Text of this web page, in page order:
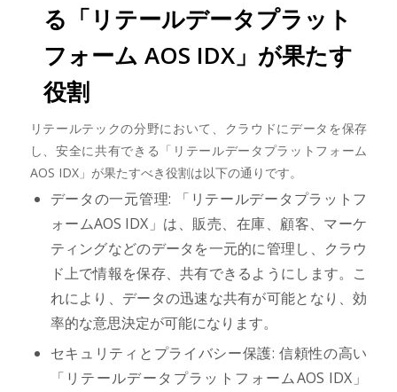
る「リテールデータプラット
フォーム AOS IDX」が果たす
役割
リテールテックの分野において、クラウドにデータを保存
し、安全に共有できる「リテールデータプラットフォーム
AOS IDX」が果たすべき役割は以下の通りです。
データの一元管理: 「リテールデータプラットフ
ォームAOS IDX」は、販売、在庫、顧客、マーケ
ティングなどのデータを一元的に管理し、クラウ
ド上で情報を保存、共有できるようにします。こ
れにより、データの迅速な共有が可能となり、効
率的な意思決定が可能になります。
セキュリティとプライバシー保護: 信頼性の高い
「リテールデータプラットフォームAOS IDX」